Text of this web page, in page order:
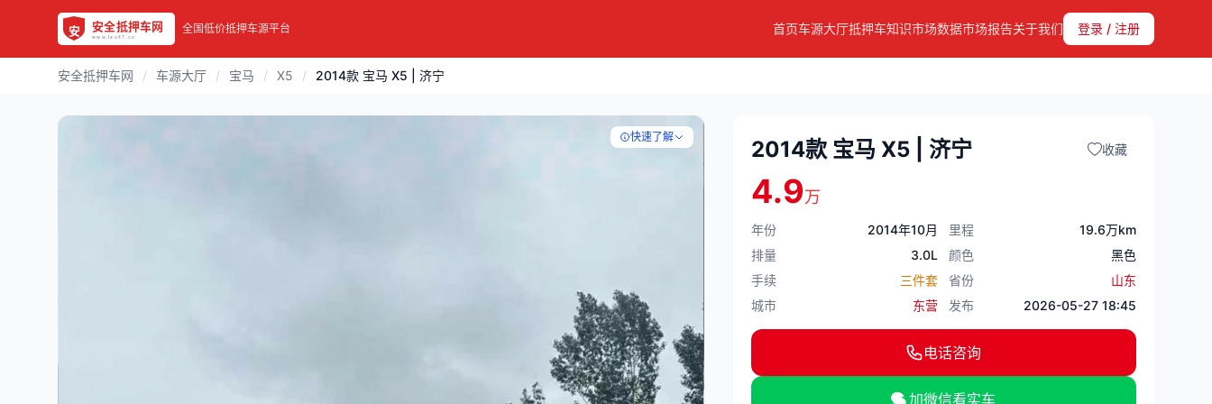
全国低价抵押车源平台 首页车源大厅抵押车知识市场数据市场报告关于我们 登录 / 注册
安全抵押车网 / 车源大厅 / 宝马 / X5 / 2014款 宝马 X5 | 济宁
快速了解 2014款 宝马 X5 | 济宁 收藏
4.9万
年份 2014年10月 里程
19.6万km
排量
3.0L 颜色
黑色
手续
三件套 省份
山东
城市
东营 发布 2026-05-27 18:45
电话咨询
加微信看实车